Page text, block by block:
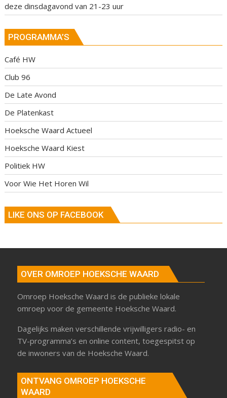
deze dinsdagavond van 21-23 uur
PROGRAMMA’S
Café HW
Club 96
De Late Avond
De Platenkast
Hoeksche Waard Actueel
Hoeksche Waard Kiest
Politiek HW
Voor Wie Het Horen Wil
LIKE ONS OP FACEBOOK
OVER OMROEP HOEKSCHE WAARD
Omroep Hoeksche Waard is de publieke lokale
omroep voor de gemeente Hoeksche Waard.
Dagelijks maken verschillende vrijwilligers radio- en
TV-programma’s en online content, toegespitst op
de inwoners van de Hoeksche Waard.
ONTVANG OMROEP HOEKSCHE
WAARD